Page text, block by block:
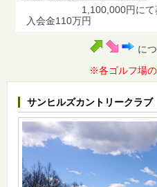
1,100,000円にて
入会金110万円
に
※各ゴルフ場の
サンヒルズカントリークラブ